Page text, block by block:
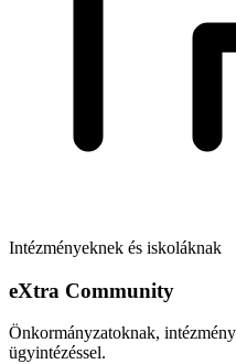
Intézményeknek és iskoláknak
eXtra Community
Önkormányzatoknak,
ügyintézéssel.